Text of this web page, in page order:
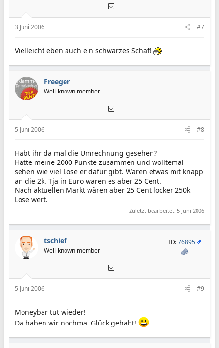
n
3 Juni 2006 #7
Vielleicht eben auch ein schwarzes Schaf!
Freeger
Well-known member
5 Juni 2006 #8
Habt ihr da mal die Umrechnung gesehen?
Hatte meine 2000 Punkte zusammen und wolltemal
sehen wie viel Lose er dafür gibt. Waren etwas mit knapp
an die 2k. Tja in Euro waren es aber 25 Cent.
Nach aktuellen Markt wären aber 25 Cent locker 250k
Lose wert.
Zuletzt bearbeitet: 5 Juni 2006
tschief
Well-known member
ID:76895
5 Juni 2006 #9
Moneybar tut wieder!
Da haben wir nochmal Glück gehabt!